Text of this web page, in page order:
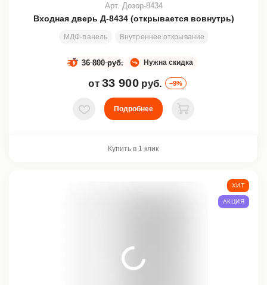
Входная дверь Д-8434 (открывается вовнутрь)
МДФ-панель Внутреннее открывание
Арт. Дозор-8434
Нужна скидка
36 800 руб.
от 33 900 руб. –9%
В избранное
Подробнее
В корзину
Купить в 1 клик
ХИТ
АКЦИЯ